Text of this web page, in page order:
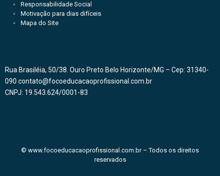
Responsabilidade Social
Motivação para dias difíceis
Mapa do Site
Rua Brasiléia, 50/38. Ouro Preto Belo Horizonte/MG – Cep: 31340-
090 contato@focoeducacaoprofissional.com.br
CNPJ: 19.543.624/0001-83
© www.focoeducacaoprofissional.com.br – Todos os direitos
reservados